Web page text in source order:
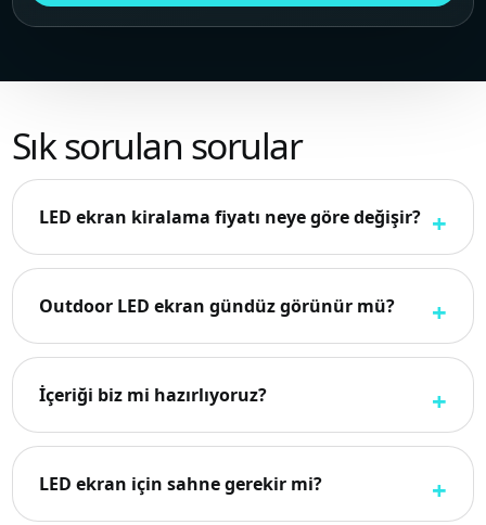
Sık sorulan sorular
LED ekran kiralama fiyatı neye göre değişir?
Outdoor LED ekran gündüz görünür mü?
İçeriği biz mi hazırlıyoruz?
LED ekran için sahne gerekir mi?